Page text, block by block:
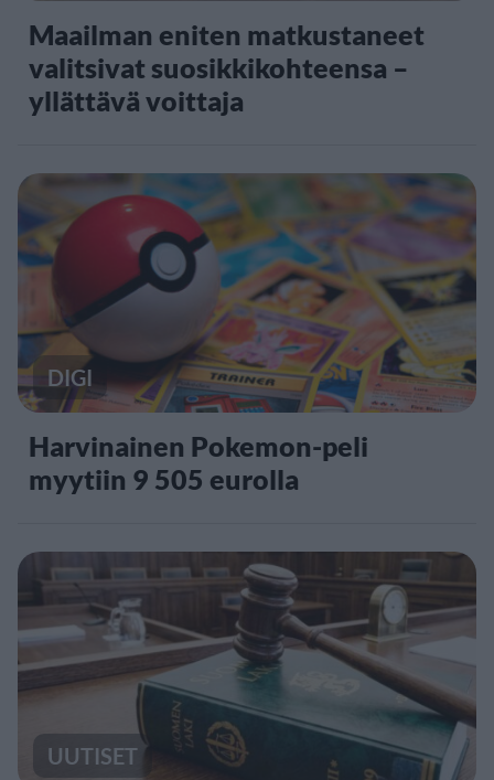
Maailman eniten matkustaneet
valitsivat suosikkikohteensa –
yllättävä voittaja
DIGI
Harvinainen Pokemon-peli
myytiin 9 505 eurolla
UUTISET